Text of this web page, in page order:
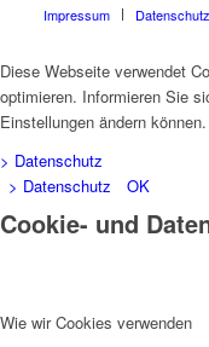
Impressum
Datenschutz
Diese Webseite verwendet
optimieren. Informieren Sie
Einstellungen ändern können.
> Datenschutz
> Datenschutz
OK
Cookie- und
Wie wir Cookies verwenden